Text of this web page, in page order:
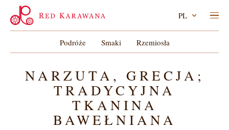
Podróże Smaki Rzemiosła
PL
NARZUTA, GRECJA;
TRADYCYJNA
TKANINA
BAWEŁNIANA